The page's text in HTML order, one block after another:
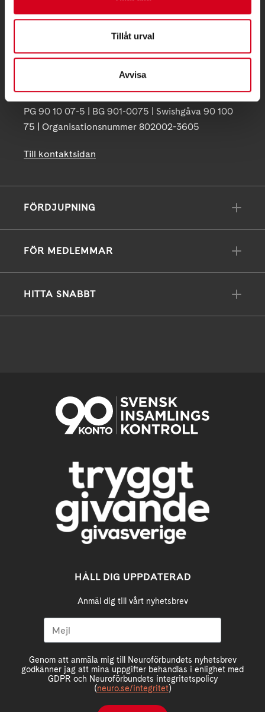
Tillåt urval
Avvisa
08-677 70 10
Box 4086
info@neuro.se
PG 90 10 07-5 | BG 901-0075 | Swishgåva 90 100
75 | Organisationsnummer 802002-3605
Till kontaktsidan
FÖRDJUPNING
FÖR MEDLEMMAR
HITTA SNABBT
HÅLL DIG UPPDATERAD
Anmäl dig till vårt nyhetsbrev
Genom att anmäla mig till Neuroförbundets nyhetsbrev
godkänner jag att mina uppgifter behandlas i enlighet med
GDPR och Neuroförbundets integritetspolicy
(neuro.se/integritet)